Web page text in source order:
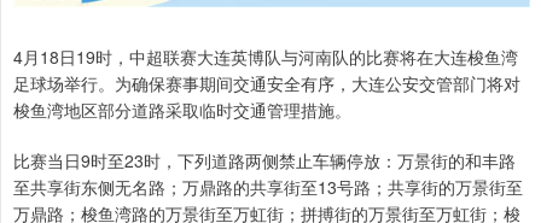
4月18日19时，中超联赛大连英博队与河南队的比赛将在大连梭鱼湾
足球场举行。为确保赛事期间交通安全有序，大连公安交管部门将对
梭鱼湾地区部分道路采取临时交通管理措施。
比赛当日9时至23时，下列道路两侧禁止车辆停放：万景街的和丰路
至共享街东侧无名路；万鼎路的共享街至13号路；共享街的万景街至
万鼎路；梭鱼湾路的万景街至万虹街；拼搏街的万景街至万虹街；梭